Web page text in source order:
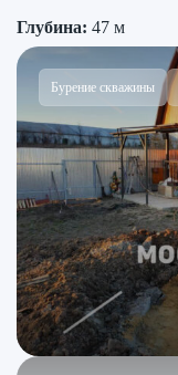
Глубина: 47 м
Бурение скважины